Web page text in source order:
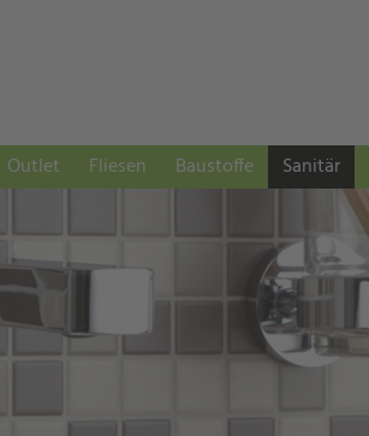
Navigation
überspringen
Outlet Fliesen Baustoffe Sanitär